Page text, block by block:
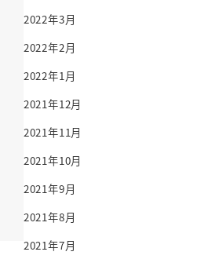
2022年3月
2022年2月
2022年1月
2021年12月
2021年11月
2021年10月
2021年9月
2021年8月
2021年7月